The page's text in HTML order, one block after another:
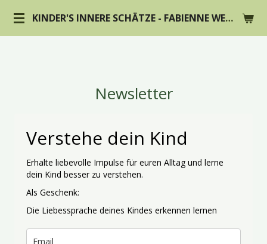
Zum
KINDER'S INNERE SCHÄTZE - FABIENNE WEBER
Newsletter
Verstehe dein Kind
Erhalte liebevolle Impulse für euren Alltag und lerne
dein Kind besser zu verstehen.
Als Geschenk:
Die Liebessprache deines Kindes erkennen lernen